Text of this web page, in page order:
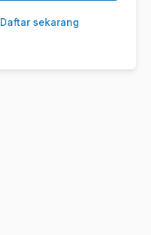
Daftar sekarang